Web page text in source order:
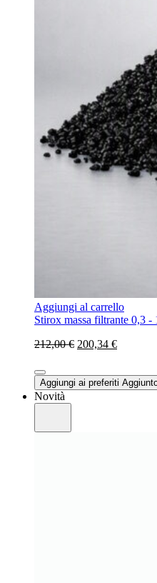
Aggiungi al carrello
Stirox massa filtrante 0,3 -
212,00 € 200,34 €
Aggiungi ai preferiti
Novità